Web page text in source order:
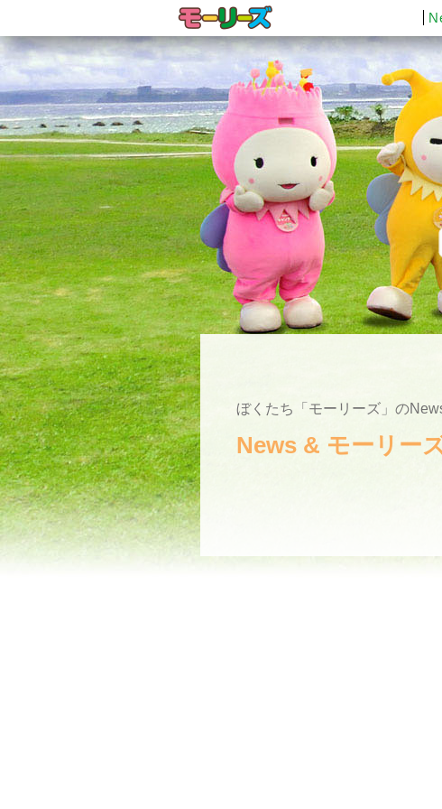
ぼくたち「モーリーズ」の
News & モーリー